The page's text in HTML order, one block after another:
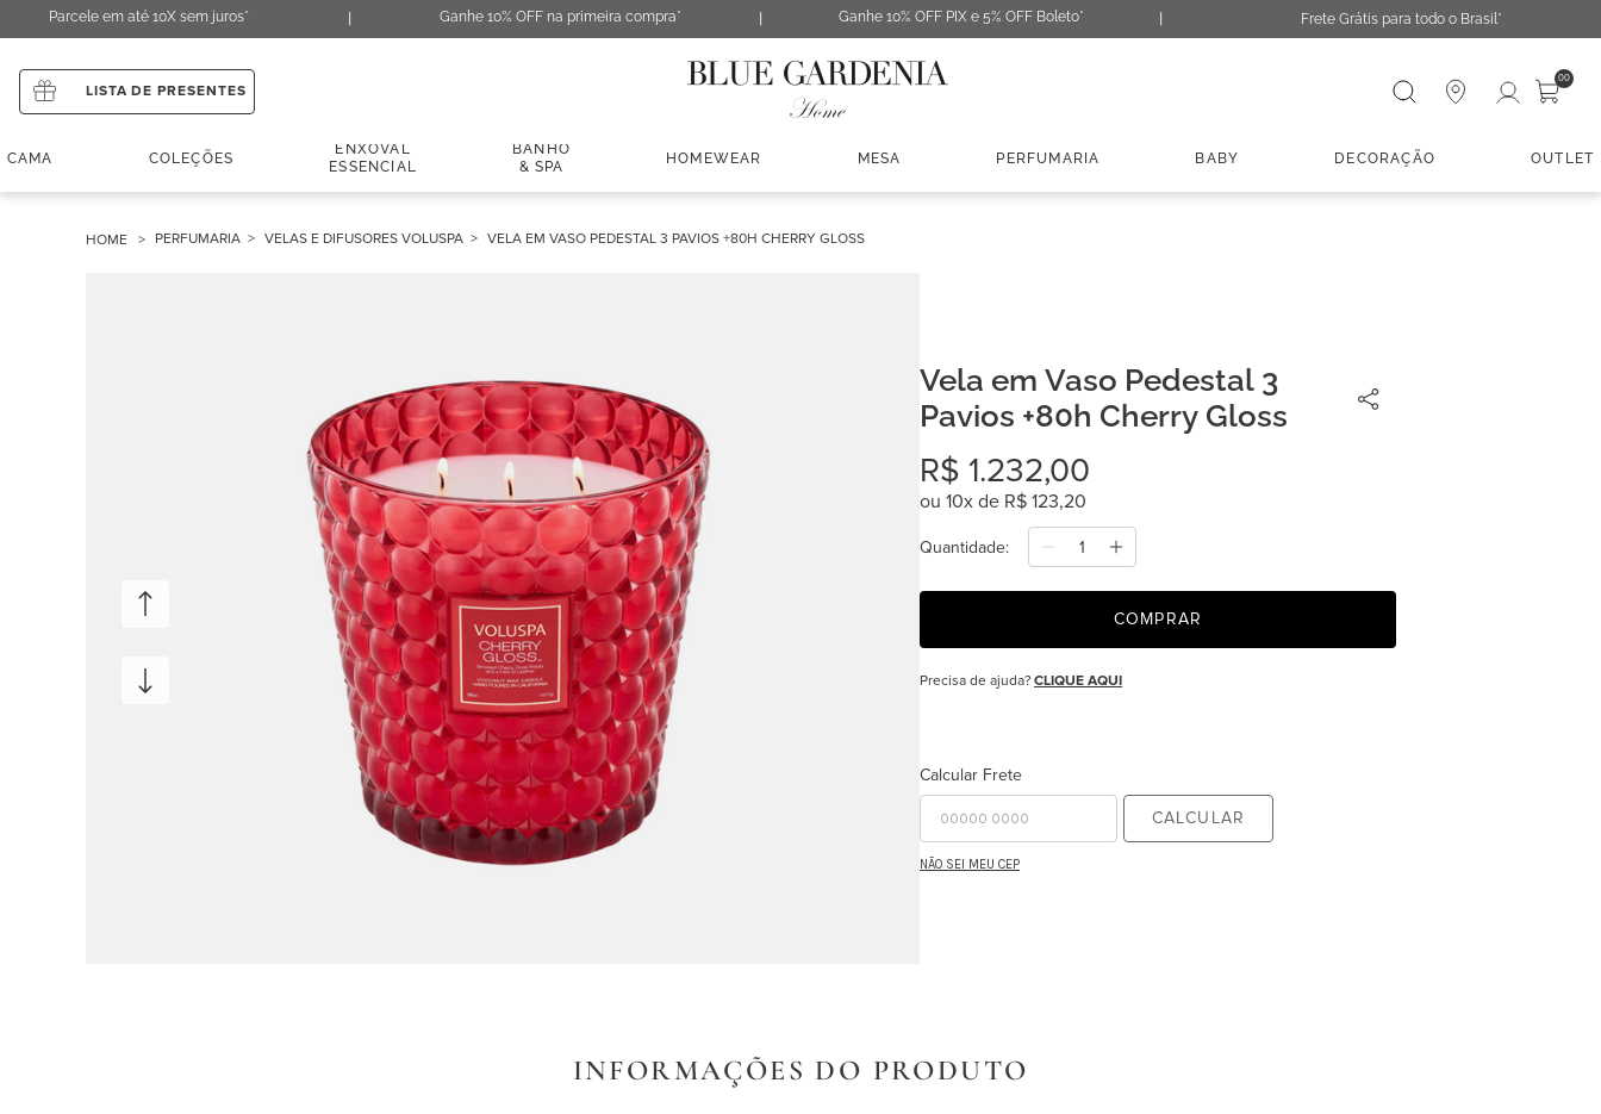
Parcele em até 10X sem juros* Ganhe 10% OFF na primeira compra* Ganhe 10% OFF PIX e 5% OFF Boleto* Frete Grátis para todo o Brasil*
LISTA DE PRESENTES
Digite sua busca 00
CAMA COLEÇÕES
ENXOVAL
ESSENCIAL
BANHO
& SPA
HOMEWEAR MESA PERFUMARIA BABY DECORAÇÃO OUTLET
PERFUMARIA VELAS E DIFUSORES VOLUSPA VELA EM VASO PEDESTAL 3 PAVIOS +80H CHERRY GLOSS
Vela em Vaso Pedestal 3
Pavios +80h Cherry Gloss
R$ 1.232,00
ou 10x de R$ 123,20
Quantidade
COMPRAR
Precisa de ajuda? CLIQUE AQUI
Calcular Frete
CALCULAR
NÃO SEI MEU CEP
INFORMAÇÕES DO PRODUTO